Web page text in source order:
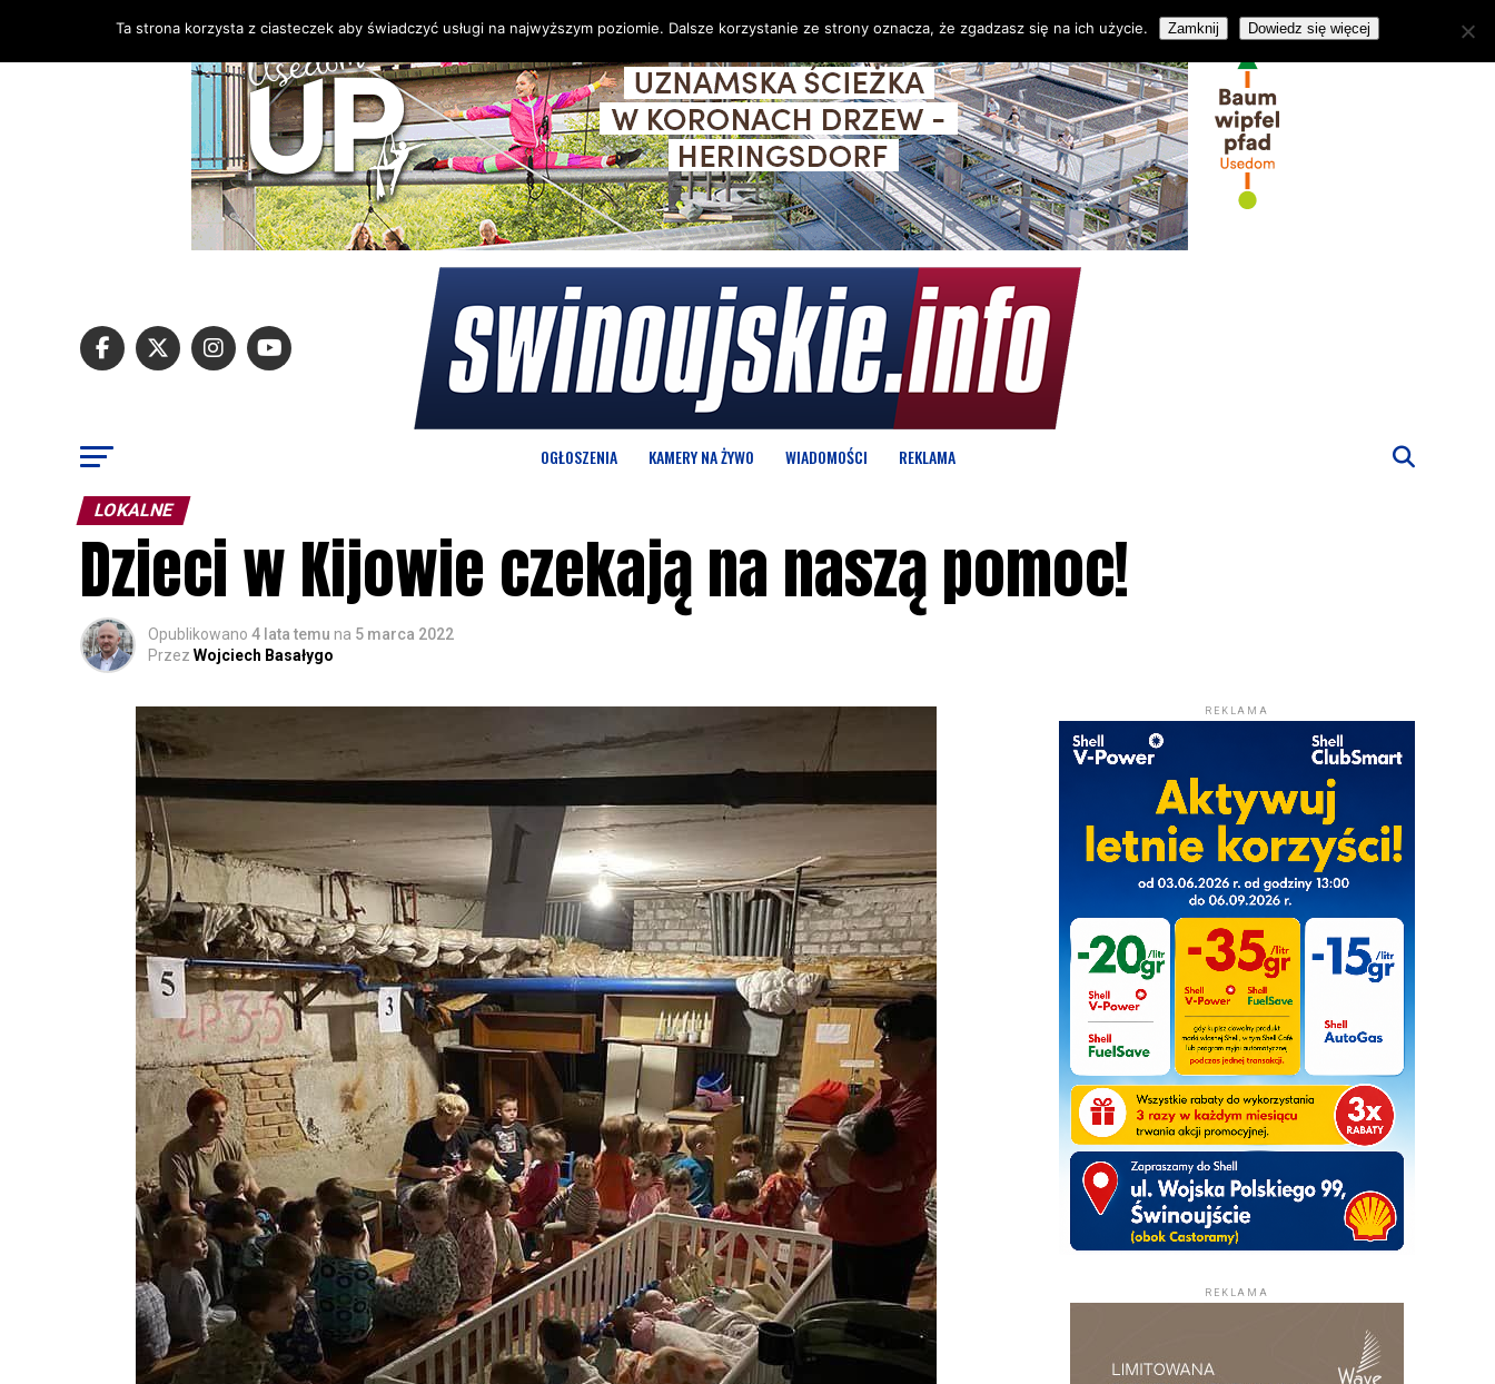
OGŁOSZENIA KAMERY NA ŻYWO WIADOMOŚCI REKLAMA
LOKALNE
Dzieci w Kijowie czekają na naszą pomoc!
Opublikowano 4 lata temu na 5 marca 2022
Przez Wojciech Basałygo
REKLAMA
REKLAMA
Ta strona korzysta z ciasteczek aby świadczyć usługi na najwyższym poziomie. Dalsze korzystanie ze strony oznacza, że zgadzasz się na ich użycie. Zamknij Dowiedz się więcej